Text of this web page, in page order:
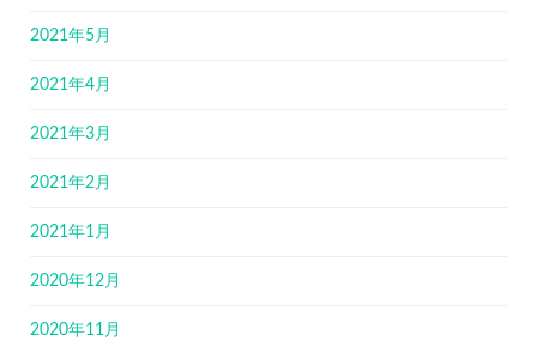
2021年5月
2021年4月
2021年3月
2021年2月
2021年1月
2020年12月
2020年11月